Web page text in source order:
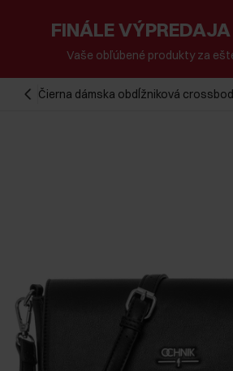
FINÁLE
Vaše obľúbené produkty za
Čierna dámska obdĺžniková